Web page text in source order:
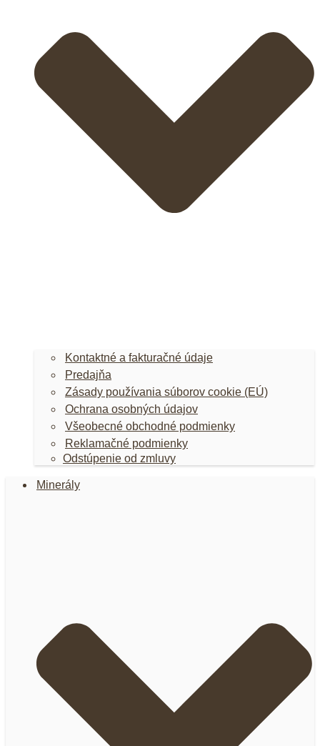
Kontaktné a fakturačné údaje
Predajňa
Zásady používania súborov cookie (EÚ)
Ochrana osobných údajov
Všeobecné obchodné podmienky
Reklamačné podmienky
Odstúpenie od zmluvy
Minerály